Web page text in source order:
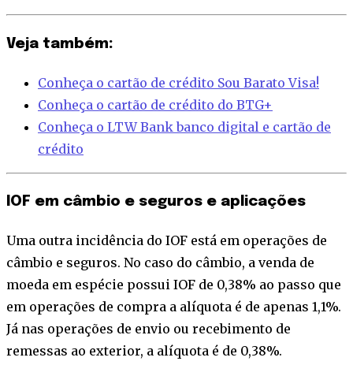
Veja também:
Conheça o cartão de crédito Sou Barato Visa!
Conheça o cartão de crédito do BTG+
Conheça o LTW Bank banco digital e cartão de
crédito
IOF em câmbio e seguros e aplicações
Uma outra incidência do IOF está em operações de
câmbio e seguros. No caso do câmbio, a venda de
moeda em espécie possui IOF de 0,38% ao passo que
em operações de compra a alíquota é de apenas 1,1%.
Já nas operações de envio ou recebimento de
remessas ao exterior, a alíquota é de 0,38%.